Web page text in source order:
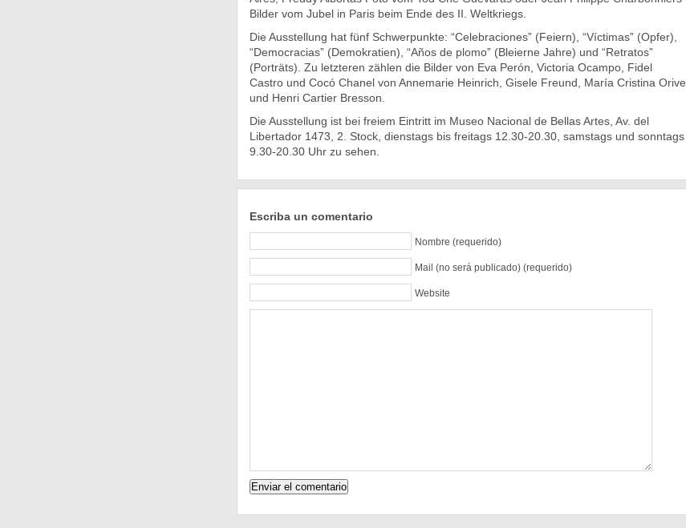
Bilder vom Jubel in Paris beim Ende des II. Weltkriegs.
Die Ausstellung hat fünf Schwerpunkte: “Celebraciones” (Feiern), “Víctimas” (Opfer),
“Democracias” (Demokratien), “Años de plomo” (Bleierne Jahre) und “Retratos”
(Porträts). Zu letzteren zählen die Bilder von Eva Perón, Victoria Ocampo, Fidel
Castro und Cocó Chanel von Annemarie Heinrich, Gisele Freund, María Cristina Orive
und Henri Cartier Bresson.
Die Ausstellung ist bei freiem Eintritt im Museo Nacional de Bellas Artes, Av. del
Libertador 1473, 2. Stock, dienstags bis freitags 12.30-20.30, samstags und sonntags
9.30-20.30 Uhr zu sehen.
Escriba un comentario
Nombre (requerido)
Mail (no será publicado) (requerido)
Website